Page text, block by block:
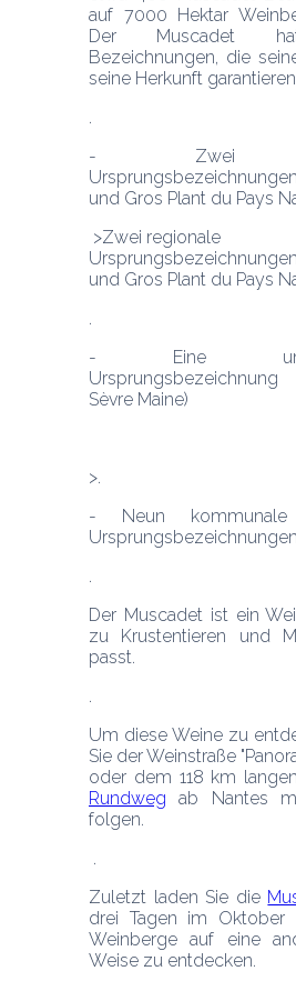
auf 7000 Hektar
Der Muscadet
Bezeichnungen, die
seine Herkunft
- Zwei
und Gros Plant du Pays
und Gros Plant du Pays
- Eine
Sèvre Maine)
- Neun kommunale
Der Muscadet ist ein
zu Krustentieren und
passt.
Um diese Weine zu
Sie der Weinstraße
oder dem 118 km langen
Rundweg ab Nantes
folgen.
Zuletzt laden Sie die
drei Tagen im Oktober
Weinberge auf eine
Weise zu entdecken.